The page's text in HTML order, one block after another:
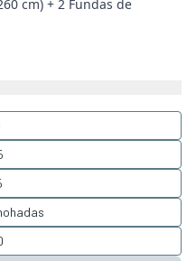
cm) + 2 Fundas de